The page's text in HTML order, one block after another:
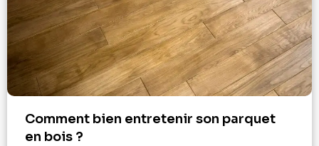
Comment bien entretenir son parquet
en bois ?